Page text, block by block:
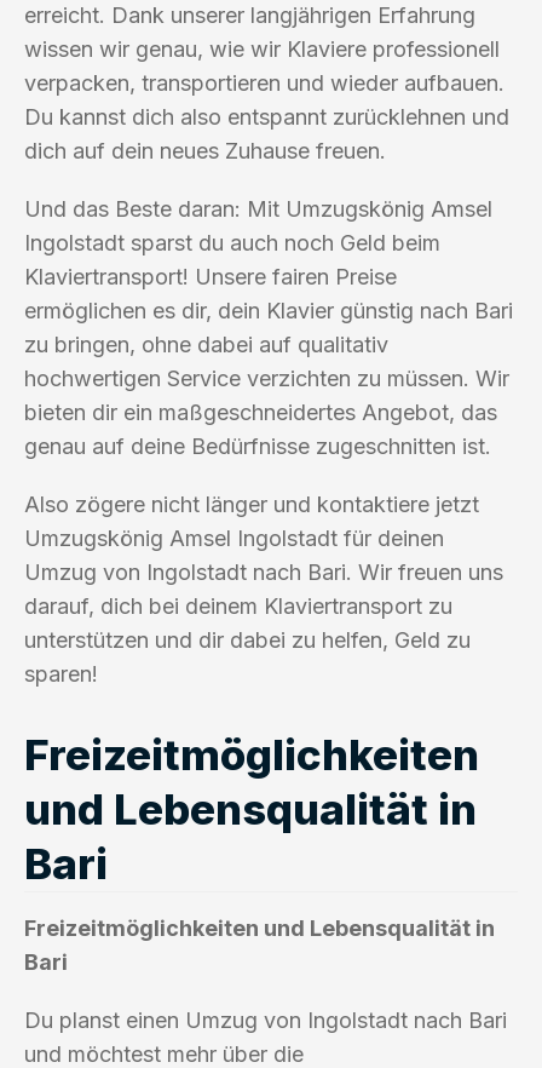
erreicht. Dank unserer langjährigen Erfahrung
wissen wir genau, wie wir Klaviere professionell
verpacken, transportieren und wieder aufbauen.
Du kannst dich also entspannt zurücklehnen und
dich auf dein neues Zuhause freuen.
Und das Beste daran: Mit Umzugskönig Amsel
Ingolstadt sparst du auch noch Geld beim
Klaviertransport! Unsere fairen Preise
ermöglichen es dir, dein Klavier günstig nach Bari
zu bringen, ohne dabei auf qualitativ
hochwertigen Service verzichten zu müssen. Wir
bieten dir ein maßgeschneidertes Angebot, das
genau auf deine Bedürfnisse zugeschnitten ist.
Also zögere nicht länger und kontaktiere jetzt
Umzugskönig Amsel Ingolstadt für deinen
Umzug von Ingolstadt nach Bari. Wir freuen uns
darauf, dich bei deinem Klaviertransport zu
unterstützen und dir dabei zu helfen, Geld zu
sparen!
Freizeitmöglichkeiten
und Lebensqualität in
Bari
Freizeitmöglichkeiten und Lebensqualität in
Bari
Du planst einen Umzug von Ingolstadt nach Bari
und möchtest mehr über die